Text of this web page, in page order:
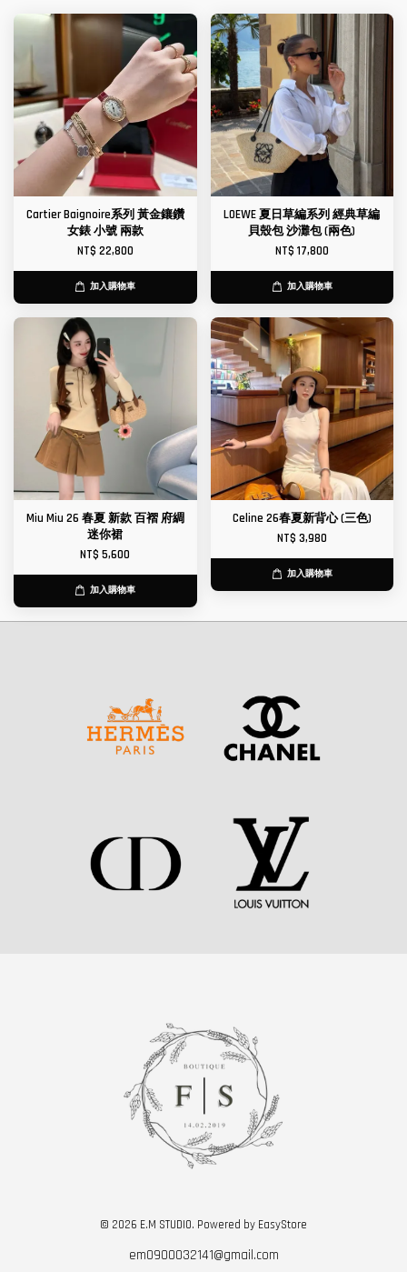
Cartier Baignoire系列 黃金鑲鑽
女錶 小號 兩款
NT$ 22,800
加入購物車
LOEWE 夏日草編系列 經典草編
貝殼包 沙灘包 (兩色)
NT$ 17,800
加入購物車
Miu Miu 26 春夏 新款 百褶 府綢
迷你裙
NT$ 5,600
加入購物車
Celine 26春夏新背心 (三色)
NT$ 3,980
加入購物車
© 2026 E.M STUDIO. Powered by EasyStore
em0900032141@gmail.com